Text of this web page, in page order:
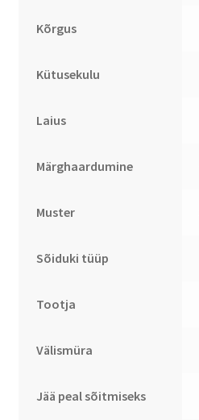
Kõrgus
Kütusekulu
Laius
Märghaardumine
Muster
Sõiduki tüüp
Tootja
Välismüra
Jää peal sõitmiseks